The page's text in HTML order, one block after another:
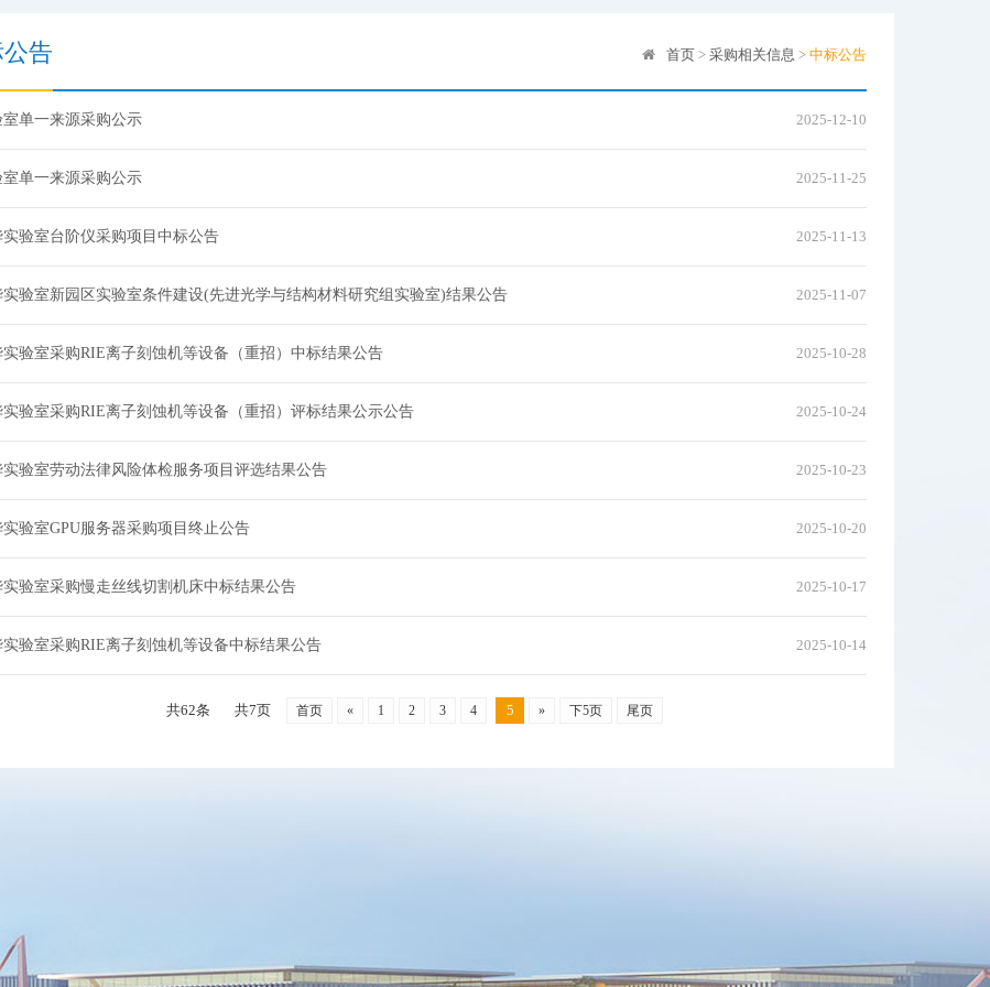
告 首页 > 采购相关信息 > 中标公告
2025-12-10
室单一来源采购公示
2025-11-25
室单一来源采购公示
2025-11-13
实验室台阶仪采购项目中标公告
2025-11-07
实验室新园区实验室条件建设(先进光学与结构材料研究组实验室)结果公告
2025-10-28
实验室采购RIE离子刻蚀机等设备（重招）中标结果公告
2025-10-24
实验室采购RIE离子刻蚀机等设备（重招）评标结果公示公告
2025-10-23
实验室劳动法律风险体检服务项目评选结果公告
2025-10-20
验室GPU服务器采购项目终止公告
2025-10-17
实验室采购慢走丝线切割机床中标结果公告
2025-10-14
实验室采购RIE离子刻蚀机等设备中标结果公告
共62条 共7页 首页 « 1 2 3 4 5 » 下5页 尾页